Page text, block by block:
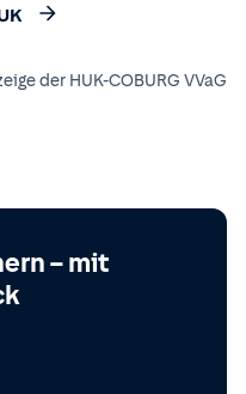
der HUK-COBURG VVaG
– mit